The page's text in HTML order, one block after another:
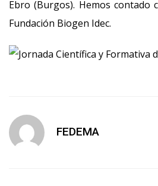
Ebro (Burgos). Hemos contado
Fundación Biogen Idec.
FEDEMA